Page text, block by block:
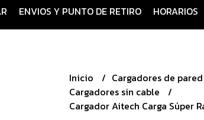
ENVIOS Y PUNTO DE RETIRO HORARIOS
Inicio
Cargadores de pared
Cargadores sin cable
Cargador Aitech Carga Súper